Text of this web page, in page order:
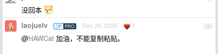
没回本
10
laojuelv OP PRO Dec 29, 2025 1
@HAWCat 加油，不能复制粘贴。